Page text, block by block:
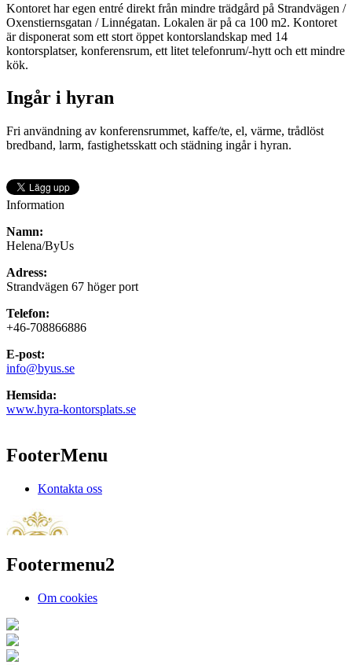
Kontoret har egen entré direkt från mindre trädgård på Strandvägen /
Oxenstiernsgatan / Linnégatan. Lokalen är på ca 100 m2. Kontoret
är disponerat som ett stort öppet kontorslandskap med 14
kontorsplatser, konferensrum, ett litet telefonrum/-hytt och ett mindre
kök.
Ingår i hyran
Fri användning av konferensrummet, kaffe/te, el, värme, trådlöst
bredband, larm, fastighetsskatt och städning ingår i hyran.
Information
Namn:
Helena/ByUs
Adress:
Strandvägen 67 höger port
Telefon:
+46-708866886
E-post:
info@byus.se
Hemsida:
www.hyra-kontorsplats.se
FooterMenu
Kontakta oss
Footermenu2
Om cookies